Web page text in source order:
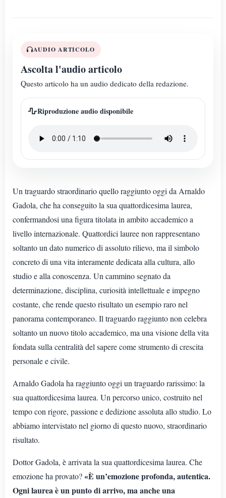
AUDIO ARTICOLO
Ascolta l'audio articolo
Questo articolo ha un audio dedicato della redazione.
Riproduzione audio disponibile
Un traguardo straordinario quello raggiunto oggi da Arnaldo
Gadola, che ha conseguito la sua quattordicesima laurea,
confermandosi una figura titolata in ambito accademico a
livello internazionale. Quattordici lauree non rappresentano
soltanto un dato numerico di assoluto rilievo, ma il simbolo
concreto di una vita interamente dedicata alla cultura, allo
studio e alla conoscenza. Un cammino segnato da
determinazione, disciplina, curiosità intellettuale e impegno
costante, che rende questo risultato un esempio raro nel
panorama contemporaneo. Il traguardo raggiunto non celebra
soltanto un nuovo titolo accademico, ma una visione della vita
fondata sulla centralità del sapere come strumento di crescita
personale e civile.
Arnaldo Gadola ha raggiunto oggi un traguardo rarissimo: la
sua quattordicesima laurea. Un percorso unico, costruito nel
tempo con rigore, passione e dedizione assoluta allo studio. Lo
abbiamo intervistato nel giorno di questo nuovo, straordinario
risultato.
Dottor Gadola, è arrivata la sua quattordicesima laurea. Che
emozione ha provato?«È un’emozione profonda, autentica.
Ogni laurea è un punto di arrivo, ma anche una